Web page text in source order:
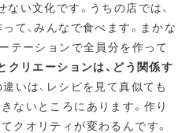
ない文化です。うちの店では、
て、みんなで食べます。まかな
テーションで全員分を作って
クリエーションは、どう関係す
いは、レシピを見て真似ても
ないところにあります。作り
クオリティが変わるんです。